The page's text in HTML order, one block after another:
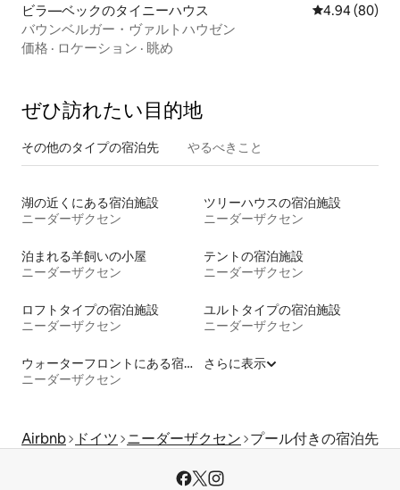
ビラ―ベックのタイニーハウス レビュー80件
4.94 (80)
バウンベルガー・ヴァルトハウゼン
価格 · ロケーション · 眺め
ぜひ訪⁠れ⁠た⁠い目⁠的⁠地
その他のタ⁠イ⁠プ⁠の宿⁠泊⁠先 やるべきこと
湖の近くにある宿泊施設
ニーダーザクセン
ツリーハウスの宿泊施設
ニーダーザクセン
泊まれる羊飼いの小屋
ニーダーザクセン
テントの宿泊施設
ニーダーザクセン
ロフトタイプの宿泊施設
ニーダーザクセン
ユルトタイプの宿泊施設
ニーダーザクセン
ウォーターフロントにある宿泊施設
ニーダーザクセン
さらに表示
Airbnb ドイツ ニーダーザクセン プール付きの宿泊先